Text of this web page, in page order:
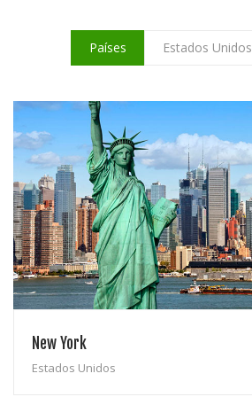
Países Estados Unidos
New York
Estados Unidos